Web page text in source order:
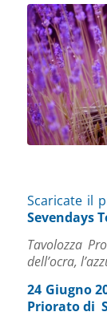
Scaricate il
Sevendays
Tavolozza
dell’ocra,
24 Giugno
Priorato di